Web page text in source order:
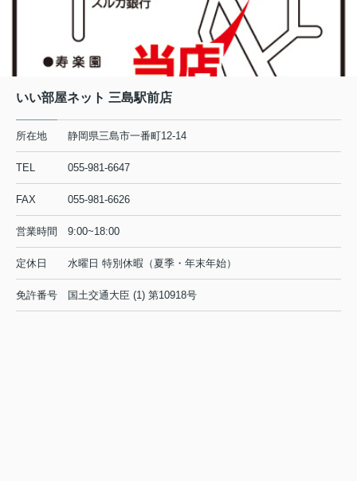
いい部屋ネット 三島駅前店
所在地 静岡県三島市一番町12-14
TEL 055-981-6647
FAX 055-981-6626
営業時間 9:00~18:00
定休日 水曜日 特別休暇（夏季・年末年始）
免許番号 国土交通大臣 (1) 第10918号